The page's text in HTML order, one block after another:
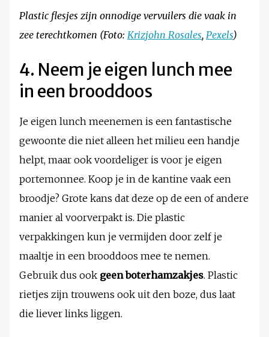
Plastic flesjes zijn onnodige vervuilers die vaak in
zee terechtkomen (Foto: Krizjohn Rosales, Pexels)
4. Neem je eigen lunch mee
in een brooddoos
Je eigen lunch meenemen is een fantastische
gewoonte die niet alleen het milieu een handje
helpt, maar ook voordeliger is voor je eigen
portemonnee. Koop je in de kantine vaak een
broodje? Grote kans dat deze op de een of andere
manier al voorverpakt is. Die plastic
verpakkingen kun je vermijden door zelf je
maaltje in een brooddoos mee te nemen.
Gebruik dus ook geen boterhamzakjes. Plastic
rietjes zijn trouwens ook uit den boze, dus laat
die liever links liggen.